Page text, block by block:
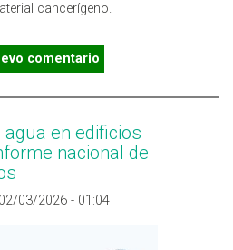
cancerígeno.
TÉCNICAS DEL INSST SOBRE
AL AMIANTO
comentario
en edificios
nacional de
03/2026 - 01:04